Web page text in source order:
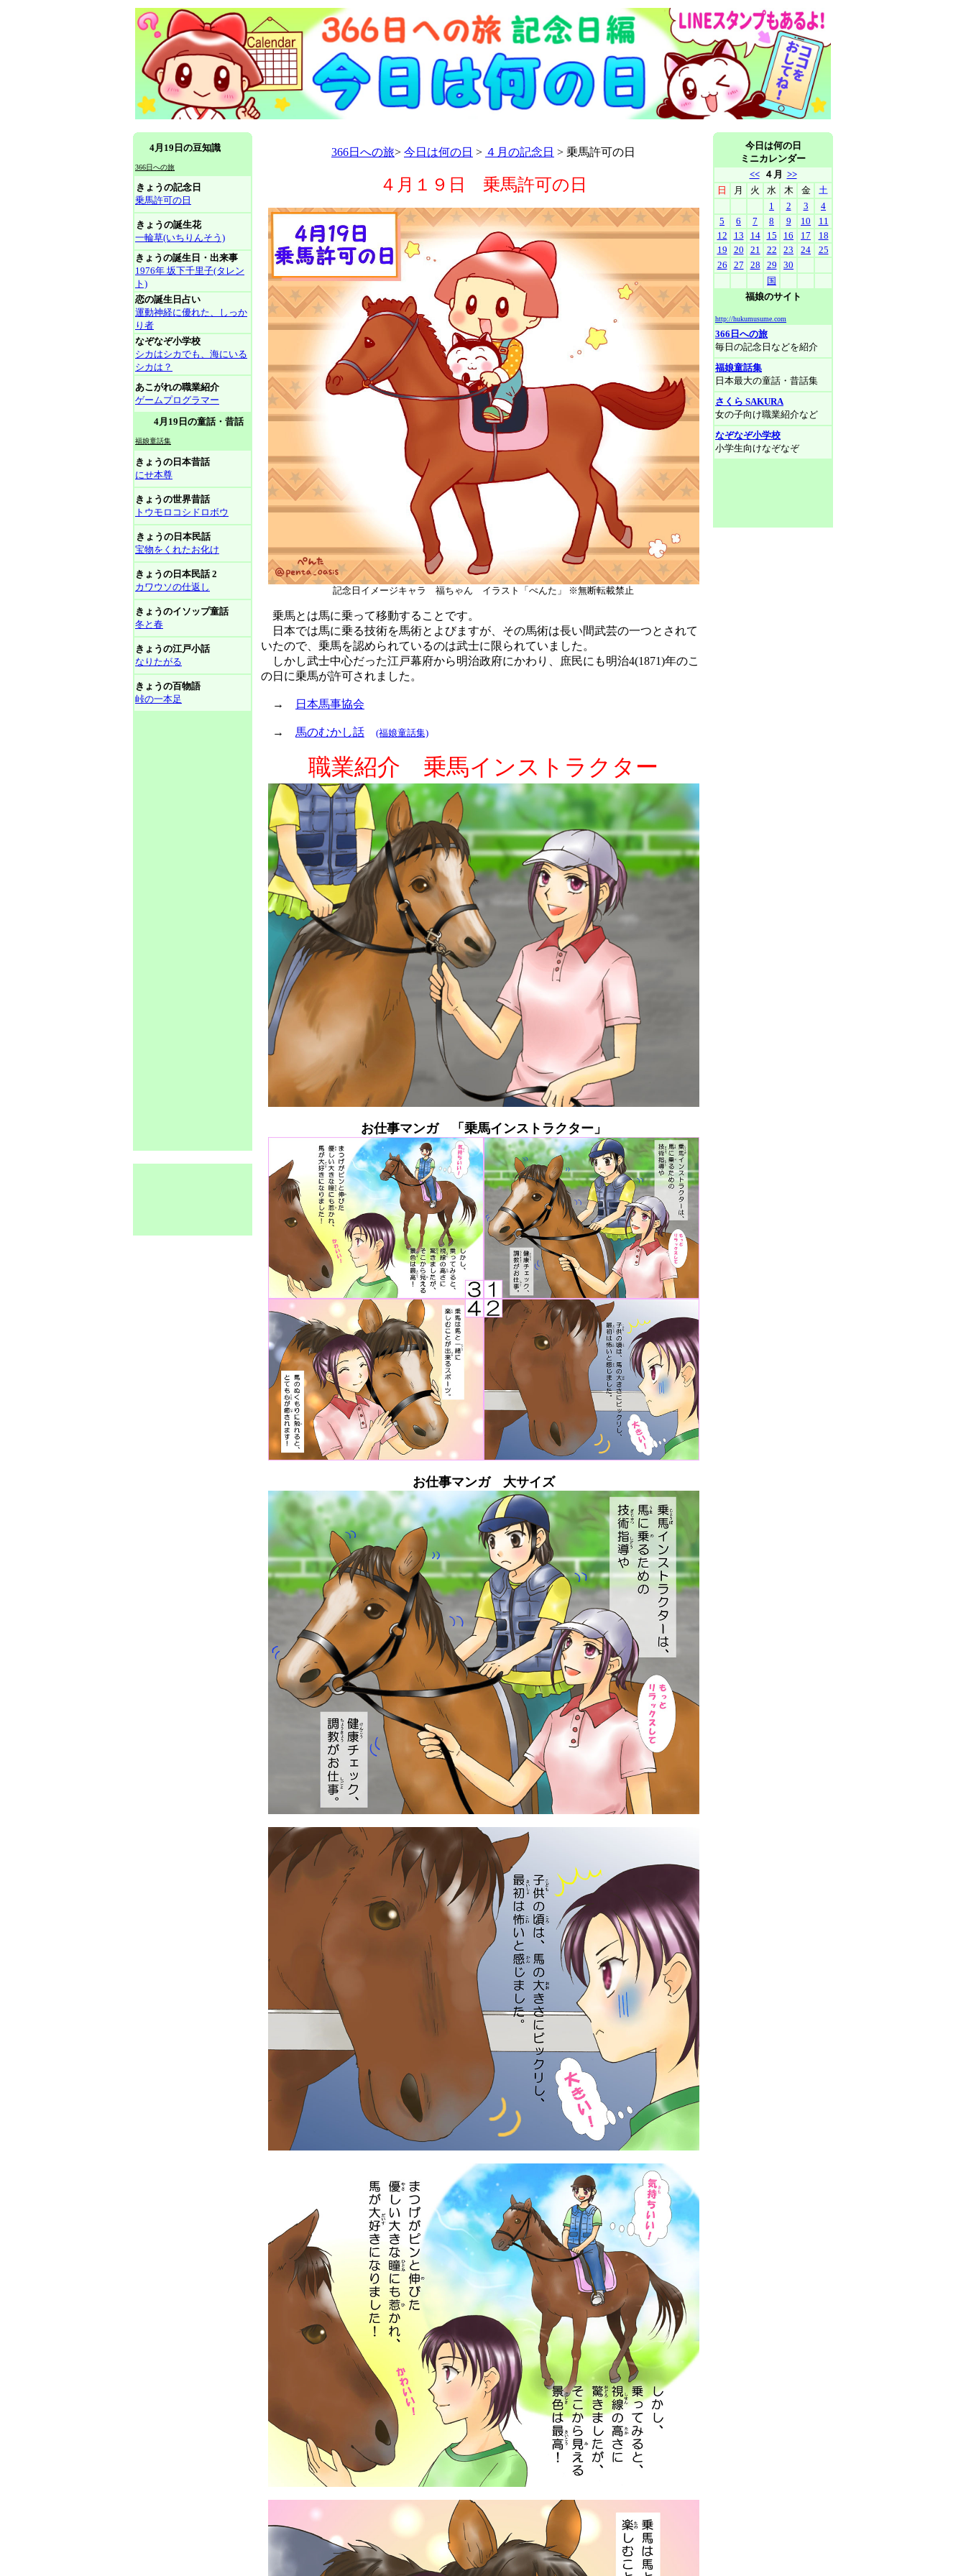
4月19日の豆知識
366日への旅
きょうの記念日
乗馬許可の日
きょうの誕生花
一輪草(いちりんそう)
きょうの誕生日・出来事
1976年 坂下千里子(タレン
ト)
恋の誕生日占い
運動神経に優れた、しっか
り者
なぞなぞ小学校
シカはシカでも、海にいる
シカは？
あこがれの職業紹介
ゲームプログラマー
4月19日の童話・昔話
福娘童話集
きょうの日本昔話
にせ本尊
きょうの世界昔話
トウモロコシドロボウ
きょうの日本民話
宝物をくれたお化け
きょうの日本民話 2
カワウソの仕返し
きょうのイソップ童話
冬と春
きょうの江戸小話
なりたがる
きょうの百物語
峠の一本足
366日への旅> 今日は何の日 > ４月の記念日 > 乗馬許可の日
４月１９日 乗馬許可の日
記念日イメージキャラ 福ちゃん イラスト「ぺんた」 ※無断転載禁止
乗馬とは馬に乗って移動することです。
日本では馬に乗る技術を馬術とよびますが、その馬術は長い間武芸の一つとされて
いたので、乗馬を認められているのは武士に限られていました。
しかし武士中心だった江戸幕府から明治政府にかわり、庶民にも明治4(1871)年のこ
の日に乗馬が許可されました。
→ 日本馬事協会
→ 馬のむかし話 (福娘童話集)
職業紹介 乗馬インストラクター
お仕事マンガ 「乗馬インストラクター」
お仕事マンガ 大サイズ
今日は何の日
ミニカレンダー
<<４月 >>
日
月 火 水 木 金
土
1
2 3
4
5
6 7 8 9 10
11
12
13 14 15 16 17
18
19
20 21 22 23 24
25
26
27 28 29
30
国
福娘のサイト
http://hukumusume.com
366日への旅
毎日の記念日などを紹介
福娘童話集
日本最大の童話・昔話集
さくら SAKURA
女の子向け職業紹介など
なぞなぞ小学校
小学生向けなぞなぞ